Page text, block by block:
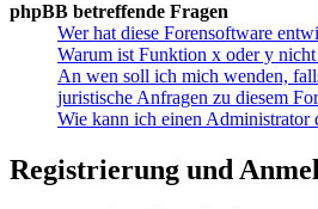
phpBB betreffende Fragen
Wer hat diese Forensoftware
Warum ist Funktion x oder y nicht
An wen soll ich mich wenden,
juristische Anfragen zu diesem
Wie kann ich einen Administrator
Registrierung und